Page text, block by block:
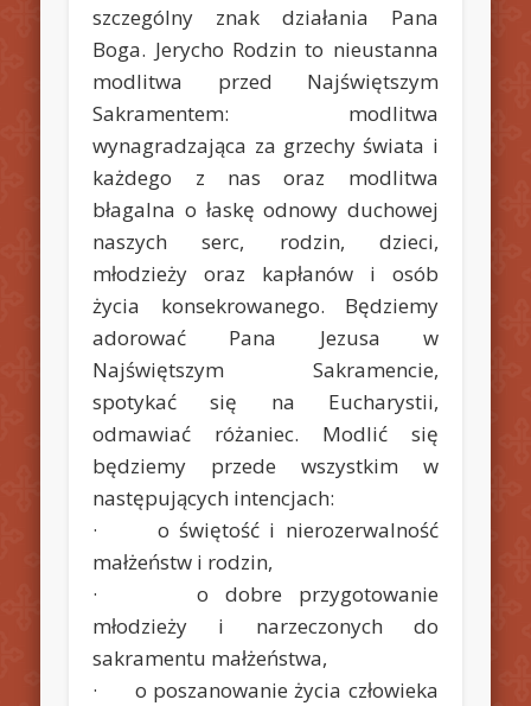
szczególny znak działania Pana
Boga. Jerycho Rodzin to nieustanna
modlitwa przed Najświętszym
Sakramentem: modlitwa
wynagradzająca za grzechy świata i
każdego z nas oraz modlitwa
błagalna o łaskę odnowy duchowej
naszych serc, rodzin, dzieci,
młodzieży oraz kapłanów i osób
życia konsekrowanego. Będziemy
adorować Pana Jezusa w
Najświętszym Sakramencie,
spotykać się na Eucharystii,
odmawiać różaniec. Modlić się
będziemy przede wszystkim w
następujących intencjach:
· o świętość i nierozerwalność
małżeństw i rodzin,
· o dobre przygotowanie
młodzieży i narzeczonych do
sakramentu małżeństwa,
· o poszanowanie życia człowieka